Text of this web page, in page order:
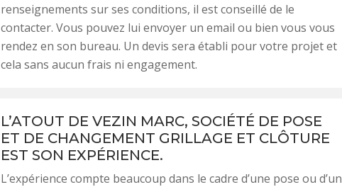
renseignements sur ses conditions, il est conseillé de le
contacter. Vous pouvez lui envoyer un email ou bien vous vous
rendez en son bureau. Un devis sera établi pour votre projet et
cela sans aucun frais ni engagement.
L’ATOUT DE VEZIN MARC, SOCIÉTÉ DE POSE
ET DE CHANGEMENT GRILLAGE ET CLÔTURE
EST SON EXPÉRIENCE.
L’expérience compte beaucoup dans le cadre d’une pose ou d’un